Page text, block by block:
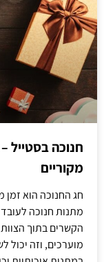
חנוכה בסטייל
מקוריים
חג החנוכה הוא
מתנות חנוכה
הקשרים בתוך
מוערכים, וזה